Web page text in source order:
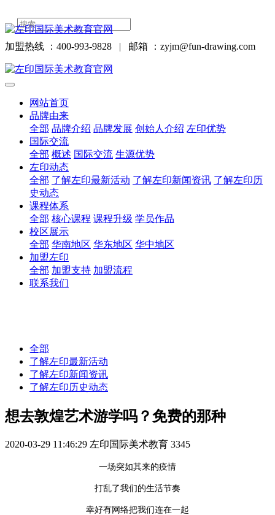
加盟热线 ：400-993-9828 | 邮箱 ：zyjm@fun-drawing.com
网站首页
品牌由来
全部 品牌介绍 品牌发展 创始人介绍 左印优势
国际交流
全部 概述 国际交流 生源优势
左印动态
全部 了解左印最新活动 了解左印新闻资讯 了解左印历
史动态
课程体系
全部 核心课程 课程升级 学员作品
校区展示
全部 华南地区 华东地区 华中地区
加盟左印
全部 加盟支持 加盟流程
联系我们
全部
了解左印最新活动
了解左印新闻资讯
了解左印历史动态
想去敦煌艺术游学吗？免费的那种
2020-03-29 11:46:29 左印国际美术教育 3345
一场突如其来的疫情
打乱了我们的生活节奏
幸好有网络把我们连在一起